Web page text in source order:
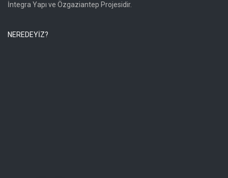
İntegra Yapı ve Özgaziantep Projesidir.
NEREDEYİZ?